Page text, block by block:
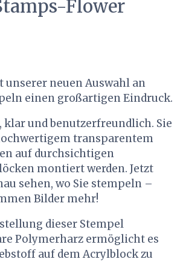
Flower
unserer neuen Auswahl an
einen großartigen Eindruck.
klar und benutzerfreundlich. Sie
transparentem
auf durchsichtigen
montiert werden. Jetzt
sehen, wo Sie stempeln –
Bilder mehr!
dieser Stempel
Polymerharz ermöglicht es
auf dem Acrylblock zu